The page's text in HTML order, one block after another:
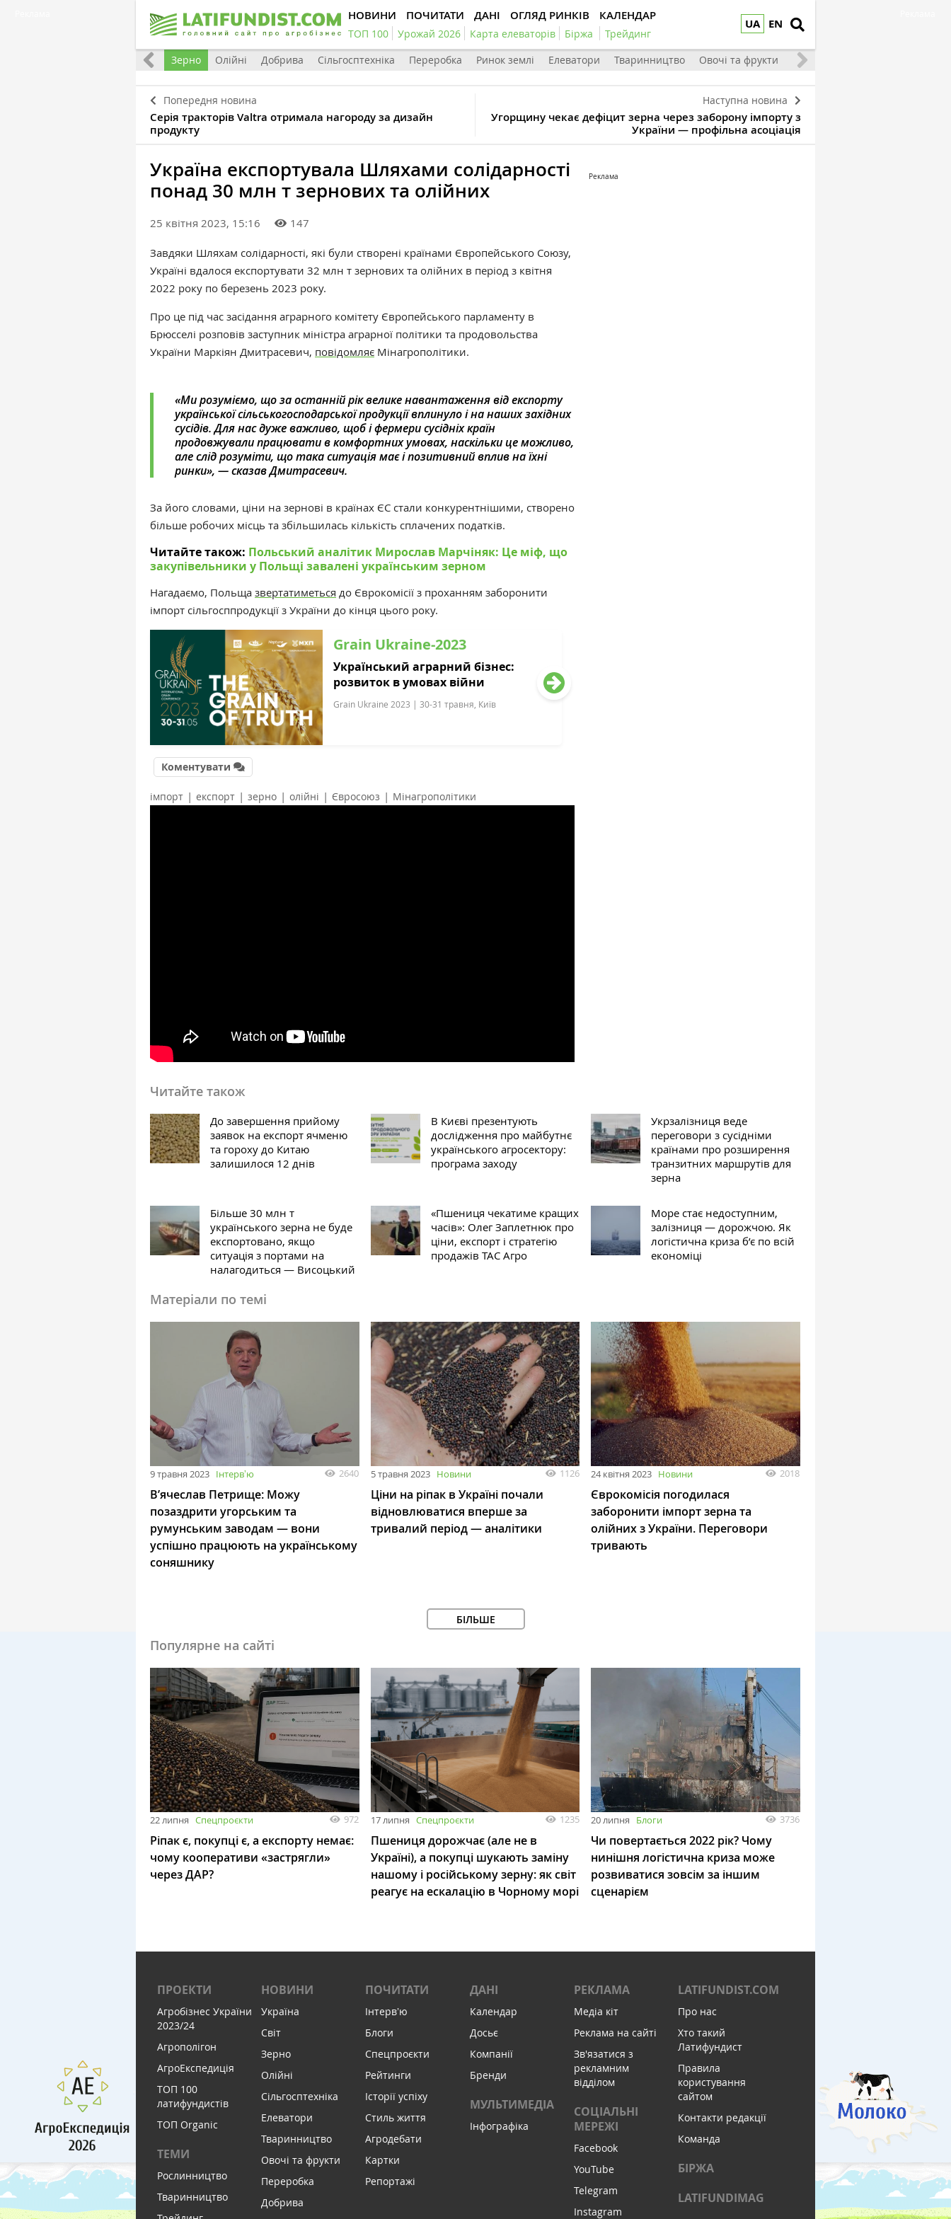
UA EN
НОВИНИ ПОЧИТАТИ ДАНІ ОГЛЯД РИНКІВ КАЛЕНДАР
ТОП 100 Урожай 2026 Карта елеваторів Біржа Трейдинг
Світ Зерно Олійні Добрива Сільгосптехніка Переробка Ринок землі Елеватори Тваринництво Овочі та фрукти
Попередня новина
Серія тракторів Valtra отримала нагороду за дизайн
продукту
Наступна новина
Угорщину чекає дефіцит зерна через заборону імпорту з
України — профільна асоціація
Україна експортувала Шляхами солідарності
понад 30 млн т зернових та олійних
25 квітня 2023, 15:16 147
Завдяки Шляхам солідарності, які були створені країнами Європейського Союзу,
Україні вдалося експортувати 32 млн т зернових та олійних в період з квітня
2022 року по березень 2023 року.
Про це під час засідання аграрного комітету Європейського парламенту в
Брюсселі розповів заступник міністра аграрної політики та продовольства
України Маркіян Дмитрасевич, повідомляє Мінагрополітики.
«Ми розуміємо, що за останній рік велике навантаження від експорту
української сільськогосподарської продукції вплинуло і на наших західних
сусідів. Для нас дуже важливо, щоб і фермери сусідніх країн
продовжували працювати в комфортних умовах, наскільки це можливо,
але слід розуміти, що така ситуація має і позитивний вплив на їхні
ринки», — сказав Дмитрасевич.
За його словами, ціни на зернові в країнах ЄС стали конкурентнішими, створено
більше робочих місць та збільшилась кількість сплачених податків.
Читайте також: Польський аналітик Мирослав Марчіняк: Це міф, що
закупівельники у Польщі завалені українським зерном
Нагадаємо, Польща звертатиметься до Єврокомісії з проханням заборонити
імпорт сільгосппродукції з України до кінця цього року.
Grain Ukraine-2023
Український аграрний бізнес:
розвиток в умовах війни
Grain Ukraine 2023 | 30-31 травня, Київ
Коментувати
імпорт | експорт | зерно | олійні | Євросоюз | Мінагрополітики
Реклама
Читайте також
До завершення прийому
заявок на експорт ячменю
та гороху до Китаю
залишилося 12 днів
В Києві презентують
дослідження про майбутнє
українського агросектору:
програма заходу
Укрзалізниця веде
переговори з сусідніми
країнами про розширення
транзитних маршрутів для
зерна
Більше 30 млн т
українського зерна не буде
експортовано, якщо
ситуація з портами на
налагодиться — Висоцький
«Пшениця чекатиме кращих
часів»: Олег Заплетнюк про
ціни, експорт і стратегію
продажів ТАС Агро
Море стає недоступним,
залізниця — дорожчою. Як
логістична криза б’є по всій
економіці
Матеріали по темі
9 травня 2023 Інтервʼю 2640
В’ячеслав Петрище: Можу
позаздрити угорським та
румунським заводам — вони
успішно працюють на українському
соняшнику
5 травня 2023 Новини 1126
Ціни на ріпак в Україні почали
відновлюватися вперше за
тривалий період — аналітики
24 квітня 2023 Новини 2018
Єврокомісія погодилася
заборонити імпорт зерна та
олійних з України. Переговори
тривають
БІЛЬШЕ
Популярне на сайті
22 липня Спецпроєкти 972
Ріпак є, покупці є, а експорту немає:
чому кооперативи «застрягли»
через ДАР?
17 липня Спецпроєкти 1235
Пшениця дорожчає (але не в
Україні), а покупці шукають заміну
нашому і російському зерну: як світ
реагує на ескалацію в Чорному морі
20 липня Блоги 3736
Чи повертається 2022 рік? Чому
нинішня логістична криза може
розвиватися зовсім за іншим
сценарієм
ПРОЕКТИ
Агробізнес України
2023/24
Агрополігон
АгроЕкспедиція
ТОП 100
латифундистів
ТОП Organic
ТЕМИ
Рослинництво
Тваринництво
НОВИНИ
Україна
Світ
Зерно
Олійні
Сільгосптехніка
Елеватори
Тваринництво
Овочі та фрукти
Переробка
Добрива
ПОЧИТАТИ
Інтервʼю
Блоги
Спецпроєкти
Рейтинги
Історії успіху
Стиль життя
Агродебати
Картки
Репортажі
ДАНІ
Календар
Досьє
Компанії
Бренди
МУЛЬТИМЕДІА
Інфографіка
РЕКЛАМА
Медіа кіт
Реклама на сайті
Зв'язатися з
рекламним
відділом
СОЦІАЛЬНІ
МЕРЕЖІ
Facebook
YouTube
Telegram
Instagram
LATIFUNDIST.COM
Про нас
Хто такий
Латифундист
Правила
користування
сайтом
Контакти редакції
Команда
БІРЖА
LATIFUNDIMAG